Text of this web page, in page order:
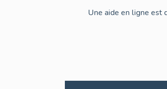
Une aide en ligne est